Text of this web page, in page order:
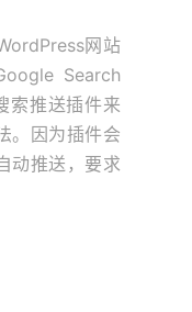
网站
Search
索推送插件来
。因为插件会
动推送，要求